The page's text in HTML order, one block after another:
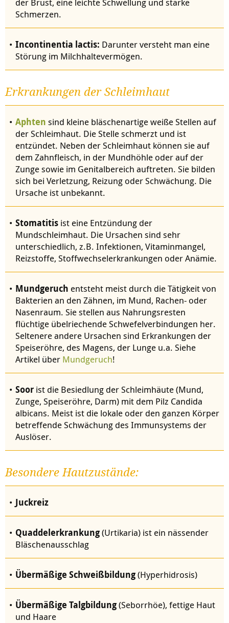
Schmerzen.
Incontinentia lactis: Darunter versteht man eine
Störung im Milchhaltevermögen.
Erkrankungen der Schleimhaut
Aphten sind kleine bläschenartige weiße Stellen auf
der Schleimhaut. Die Stelle schmerzt und ist
entzündet. Neben der Schleimhaut können sie auf
dem Zahnfleisch, in der Mundhöhle oder auf der
Zunge sowie im Genitalbereich auftreten. Sie bilden
sich bei Verletzung, Reizung oder Schwächung. Die
Ursache ist unbekannt.
Stomatitis ist eine Entzündung der
Mundschleimhaut. Die Ursachen sind sehr
unterschiedlich, z.B. Infektionen, Vitaminmangel,
Reizstoffe, Stoffwechselerkrankungen oder Anämie.
Mundgeruch entsteht meist durch die Tätigkeit von
Bakterien an den Zähnen, im Mund, Rachen- oder
Nasenraum. Sie stellen aus Nahrungsresten
flüchtige übelriechende Schwefelverbindungen her.
Seltenere andere Ursachen sind Erkrankungen der
Speiseröhre, des Magens, der Lunge u.a. Siehe
Artikel über Mundgeruch!
Soor ist die Besiedlung der Schleimhäute (Mund,
Zunge, Speiseröhre, Darm) mit dem Pilz Candida
albicans. Meist ist die lokale oder den ganzen Körper
betreffende Schwächung des Immunsystems der
Auslöser.
Besondere Hautzustände:
Juckreiz
Quaddelerkrankung(Urtikaria) ist ein nässender
Bläschenausschlag
Übermäßige Schweißbildung(Hyperhidrosis)
Übermäßige Talgbildung(Seborrhöe), fettige Haut
und Haare